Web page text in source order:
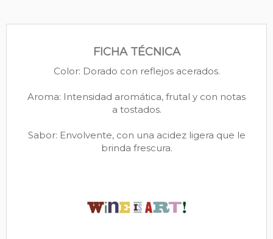
FICHA TÉCNICA
Color: Dorado con reflejos acerados.
Aroma: Intensidad aromática, frutal y con notas
a tostados.
Sabor: Envolvente, con una acidez ligera que le
brinda frescura.